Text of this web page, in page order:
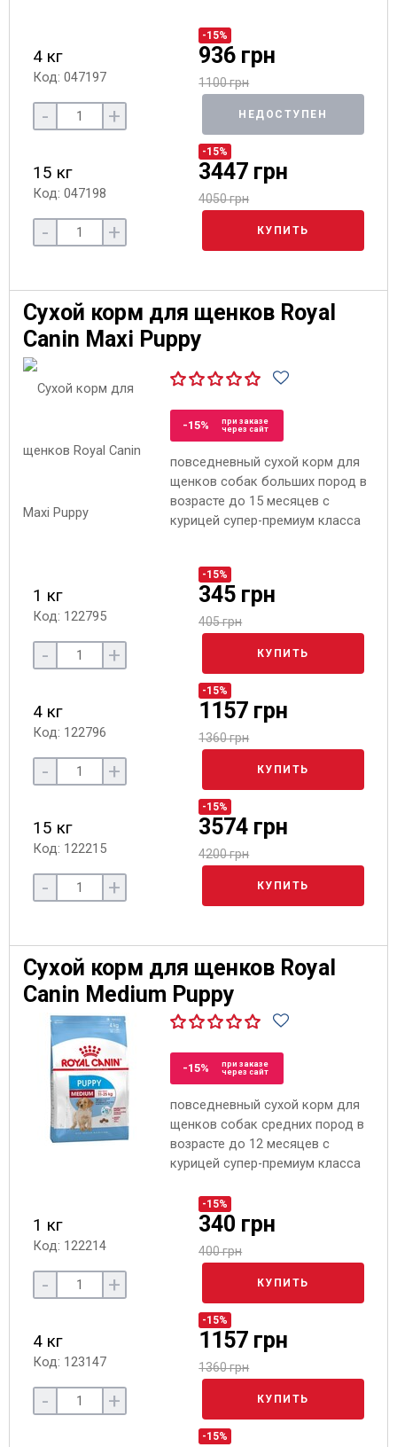
4 кг
Код: 047197
-15%
936 грн
1100 грн
- + НЕДОСТУПЕН
15 кг
Код: 047198
-15%
3447 грн
4050 грн
- + КУПИТЬ
Сухой корм для щенков Royal
Canin Maxi Puppy
-15%
при заказе
через сайт
повседневный сухой корм для
щенков собак больших пород в
возрасте до 15 месяцев с
курицей супер-премиум класса
1 кг
Код: 122795
-15%
345 грн
405 грн
- + КУПИТЬ
4 кг
Код: 122796
-15%
1157 грн
1360 грн
- + КУПИТЬ
15 кг
Код: 122215
-15%
3574 грн
4200 грн
- + КУПИТЬ
Сухой корм для щенков Royal
Canin Medium Puppy
-15%
при заказе
через сайт
повседневный сухой корм для
щенков собак средних пород в
возрасте до 12 месяцев с
курицей супер-премиум класса
1 кг
Код: 122214
-15%
340 грн
400 грн
- + КУПИТЬ
4 кг
Код: 123147
-15%
1157 грн
1360 грн
- + КУПИТЬ
-15%